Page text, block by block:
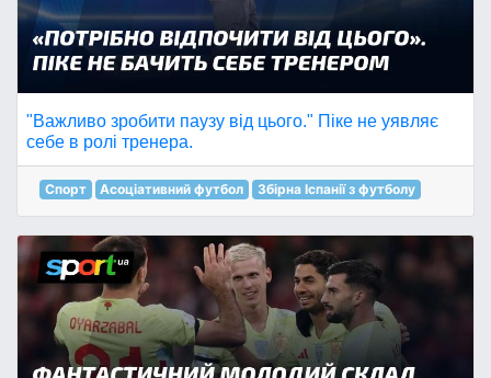
"Важливо зробити паузу від цього." Піке не уявляє
себе в ролі тренера.
Спорт Асоціативний футбол Збірна Іспанії з футболу